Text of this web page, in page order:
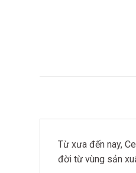
Từ xưa đến nay,
đời từ vùng sản